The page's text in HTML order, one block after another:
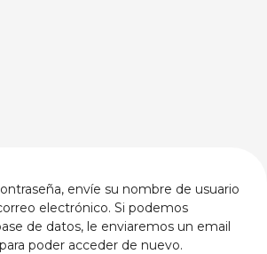
envíe su nombre de usuario
electrónico. Si podemos
de datos, le enviaremos un email
poder acceder de nuevo.